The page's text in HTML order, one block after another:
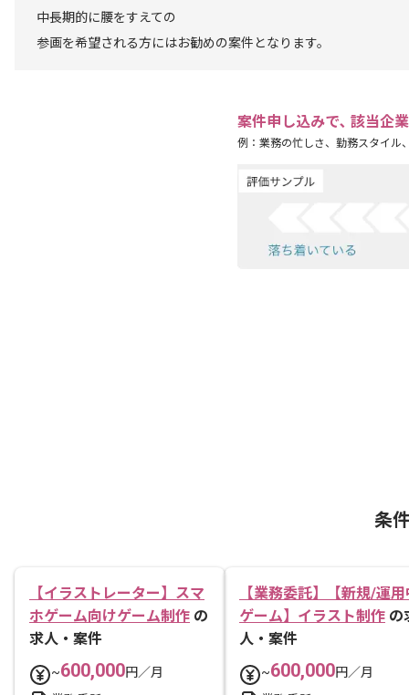
中長期的に腰をすえての
参画を希望される方にはお勧めの案件となります。
案件申し込みで､ 該当企
例：業務の忙しさ、勤務スタイル
条
【イラストレーター】スマ
ホゲーム向けゲーム制作 の
求人・案件
~600,000円／月
【業務委託】【新規/運用
ゲーム】イラスト制作 の
人・案件
~600,000円／月